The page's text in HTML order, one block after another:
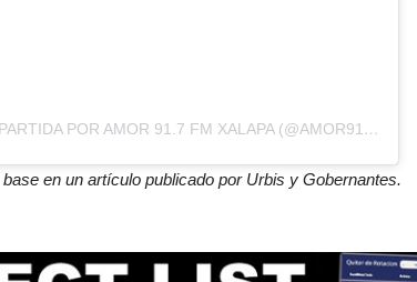
UNA PUBLICACIÓN COMPARTIDA POR AMOR 91.7 FM XALAPA (@AMOR917FMXALAPA)
en un artículo publicado por Urbis y Gobernantes.